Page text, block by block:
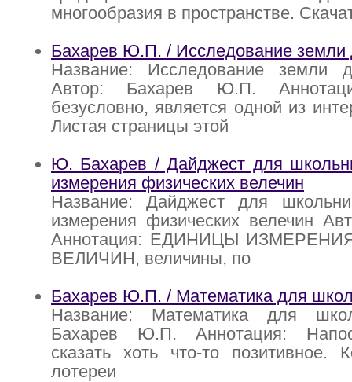
многообразия в пространстве.
Бахарев Ю.П. / Исследование земли
Название: Исследование земли
Автор: Бахарев Ю.П.
безусловно, является одной из
Листая страницы этой
Ю. Бахарев / Дайджест для
измерения физических велечин
Название: Дайджест для
измерения физических велечин
Аннотация: ЕДИНИЦЫ
ВЕЛИЧИН, величины, по
Бахарев Ю.П. / Математика для
Название: Математика для
Бахарев Ю.П. Аннотация:
сказать хоть что-то позитивное.
лотереи